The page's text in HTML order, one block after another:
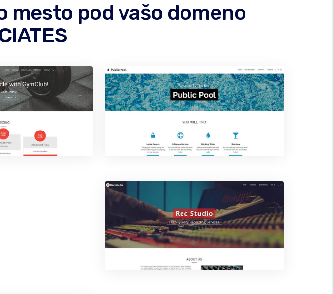
mesto pod vašo domeno